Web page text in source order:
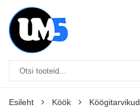
Esileht Köök Köögitarvikud